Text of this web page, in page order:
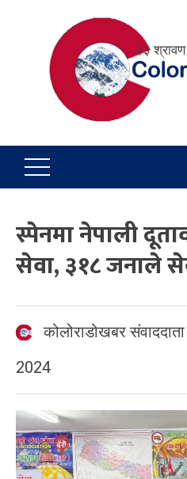
२३
स्पेनमा नेपाली
सेवा, ३१८ जनाले
कोलोराडोखबर संवाददाता
2024